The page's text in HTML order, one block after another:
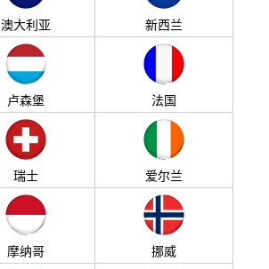
澳大利亚 新西兰
卢森堡 法国
瑞士 爱尔兰
摩纳哥 挪威